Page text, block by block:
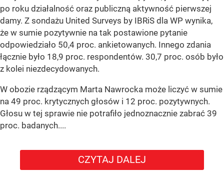
po roku działalność oraz publiczną aktywność pierwszej
damy. Z sondażu United Surveys by IBRiS dla WP wynika,
że w sumie pozytywnie na tak postawione pytanie
odpowiedziało 50,4 proc. ankietowanych. Innego zdania
łącznie było 18,9 proc. respondentów. 30,7 proc. osób było
z kolei niezdecydowanych.
W obozie rządzącym Marta Nawrocka może liczyć w sumie
na 49 proc. krytycznych głosów i 12 proc. pozytywnych.
Głosu w tej sprawie nie potrafiło jednoznacznie zabrać 39
proc. badanych....
CZYTAJ DALEJ